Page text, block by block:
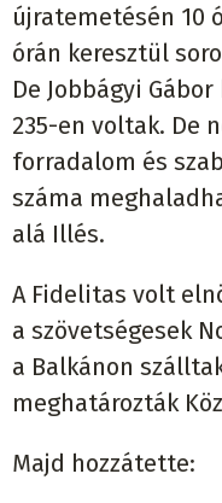
újratemetésén 10
órán keresztül
De Jobbágyi
235-en voltak. De
forradalom és
száma
alá Illés.
A Fidelitas volt
a szövetségesek
a Balkánon
meghatározták
Majd hozzátette: